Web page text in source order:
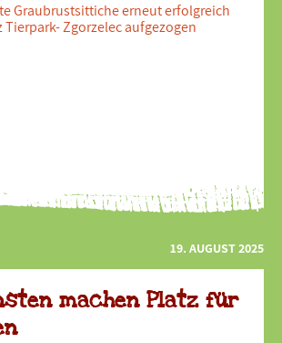
Graubrustsittiche erneut erfolgreich
Zgorzelec aufgezogen
19. AUGUST 2025
machen Platz für